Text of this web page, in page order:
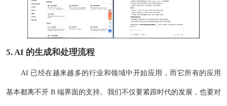
5. AI 的生成和处理流程
AI 已经在越来越多的行业和领域中开始应用，而它所有的应用
基本都离不开 B 端界面的支持。我们不仅要紧跟时代的发展，也要对